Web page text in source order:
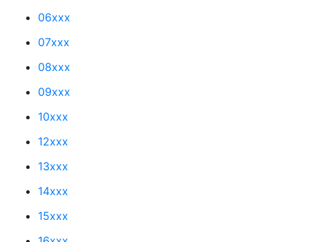
06xxx
07xxx
08xxx
09xxx
10xxx
12xxx
13xxx
14xxx
15xxx